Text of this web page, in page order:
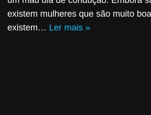
existem mulheres que são muito
existem… Ler mais »